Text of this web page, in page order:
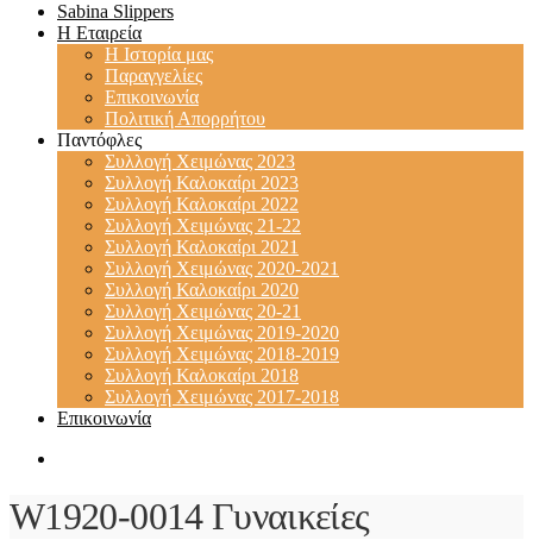
Sabina Slippers
Η Εταιρεία
Η Ιστορία μας
Παραγγελίες
Επικοινωνία
Πολιτική Απορρήτου
Παντόφλες
Συλλογή Χειμώνας 2023
Συλλογή Καλοκαίρι 2023
Συλλογή Καλοκαίρι 2022
Συλλογή Χειμώνας 21-22
Συλλογή Καλοκαίρι 2021
Συλλογή Χειμώνας 2020-2021
Συλλογή Καλοκαίρι 2020
Συλλογή Χειμώνας 20-21
Συλλογή Χειμώνας 2019-2020
Συλλογή Χειμώνας 2018-2019
Συλλογή Καλοκαίρι 2018
Συλλογή Χειμώνας 2017-2018
Επικοινωνία
W1920-0014 Γυναικείες